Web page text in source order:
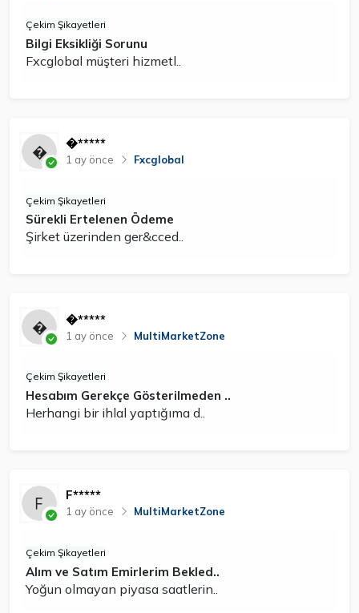
Çekim Şikayetleri
Bilgi Eksikliği Sorunu
Fxcglobal müşteri hizmetl..
�*****
1 ay önce Fxcglobal
Çekim Şikayetleri
Sürekli Ertelenen Ödeme
Şirket üzerinden ger&cced..
�*****
1 ay önce MultiMarketZone
Çekim Şikayetleri
Hesabım Gerekçe Gösterilmeden ..
Herhangi bir ihlal yaptığıma d..
F*****
1 ay önce MultiMarketZone
Çekim Şikayetleri
Alım ve Satım Emirlerim Bekled..
Yoğun olmayan piyasa saatlerin..